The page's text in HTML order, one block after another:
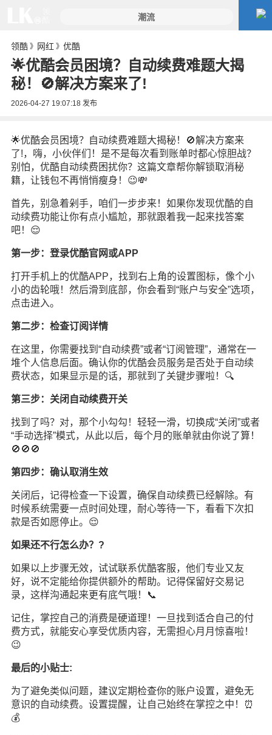
领酷》 网红 》 优酷
🌟优酷会员困境？自动续费难题大揭
秘！🚫解决方案来了!
2026-04-27 19:07:18发布
🌟优酷会员困境？自动续费难题大揭秘！🚫解决方案来
了!，嗨，小伙伴们！是不是每次看到账单时都心惊胆战？
别怕，优酷自动续费困扰你？这篇文章帮你解锁取消秘
籍，让钱包不再悄悄瘦身！😉💸
首先，别急着剁手，咱们一步步来！如果你发现优酷的自
动续费功能让你有点小尴尬，那就跟着我一起来找答案
吧！😌
第一步：登录优酷官网或APP
打开手机上的优酷APP，找到右上角的设置图标，像个小
小的齿轮哦！然后滑到底部，你会看到“账户与安全”选项，
点击进入。
第二步：检查订阅详情
在这里，你需要找到“自动续费”或者“订阅管理”，通常在一
堆个人信息后面。确认你的优酷会员服务是否处于自动续
费状态，如果显示是的话，那就到了关键步骤啦！🔍
第三步：关闭自动续费开关
找到了吗？对，那个小勾勾！轻轻一滑，切换成“关闭”或者
“手动选择”模式，从此以后，每个月的账单就由你说了算！
🚫🚫🚫
第四步：确认取消生效
关闭后，记得检查一下设置，确保自动续费已经解除。有
时候系统需要一点时间处理，耐心等待一下，看看下次扣
款是否如愿停止。😌
如果还不行怎么办？?
如果以上步骤无效，试试联系优酷客服，他们专业又友
好，说不定能给你提供额外的帮助。记得保留好交易记
录，这样沟通起来更有底气哦！📞
记住，掌控自己的消费是硬道理！一旦找到适合自己的付
费方式，就能安心享受优质内容，无需担心月月惊喜啦！
😉
最后的小贴士:
为了避免类似问题，建议定期检查你的账户设置，避免无
意识的自动续费。设置提醒，让自己始终在掌控之中！⏰
💰